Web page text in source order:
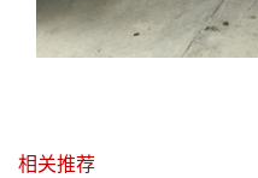
相关推荐